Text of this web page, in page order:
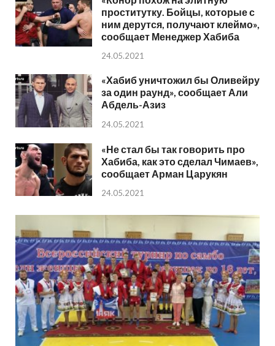
проститутку. Бойцы, которые с
ним дерутся, получают клеймо»,
сообщает Менеджер Хабиба
24.05.2021
«Хабиб уничтожил бы Оливейру
за один раунд», сообщает Али
Абдель-Азиз
24.05.2021
«Не стал бы так говорить про
Хабиба, как это сделал Чимаев»,
сообщает Арман Царукян
24.05.2021